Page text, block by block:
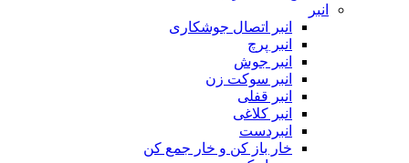
انبر
انبر اتصال جوشکاری
انبر پرچ
انبر جوش
انبر سوکت زن
انبر قفلی
انبر کلاغی
انبردست
خار باز کن و خار جمع کن